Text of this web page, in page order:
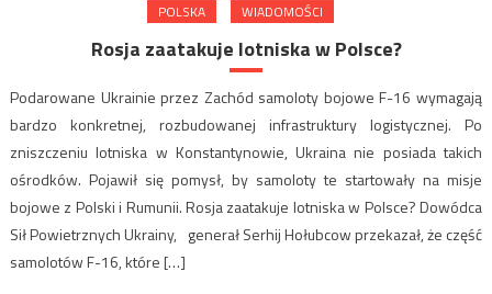
POLSKA WIADOMOŚCI
Rosja zaatakuje lotniska w Polsce?
Podarowane Ukrainie przez Zachód samoloty bojowe F-16 wymagają
bardzo konkretnej, rozbudowanej infrastruktury logistycznej. Po
zniszczeniu lotniska w Konstantynowie, Ukraina nie posiada takich
ośrodków. Pojawił się pomysł, by samoloty te startowały na misje
bojowe z Polski i Rumunii. Rosja zaatakuje lotniska w Polsce? Dowódca
Sił Powietrznych Ukrainy, generał Serhij Hołubcow przekazał, że część
samolotów F-16, które […]